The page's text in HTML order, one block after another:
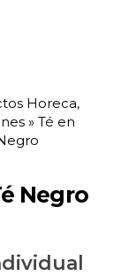
Horeca,
» Té en
Negro